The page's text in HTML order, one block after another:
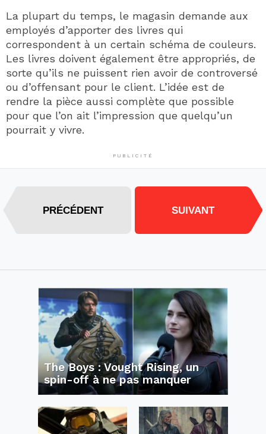
La plupart du temps, le magasin demande aux
employés d’apporter des livres qui
correspondent à un certain schéma de couleurs.
Les livres doivent également être appropriés, de
sorte qu’ils ne puissent rien avoir de controversé
ou d’offensant pour le client. L’idée est de
rendre la pièce aussi complète que possible
pour que l’on ait l’impression que quelqu’un
pourrait y vivre.
PUBLICITÉ
PRÉCÉDENT SUIVANT
The Boys : Vought Rising, un
spin-off à ne pas manquer